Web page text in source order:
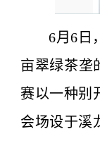
6月6日
亩翠绿茶垄
赛以一种别
会场设于溪